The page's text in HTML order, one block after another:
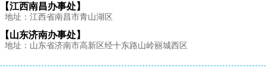
【江西南昌办事处】
地址：江西省南昌市青山湖区
【山东济南办事处】
地址：山东省济南市高新区经十东路山岭丽城西区